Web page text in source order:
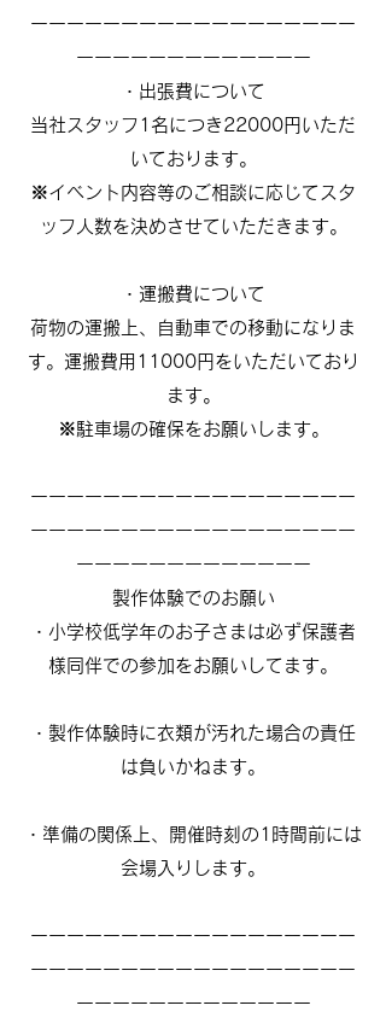
ーーーーーーーーーーーーーーーーーー
ーーーーーーーーーーーーー
・出張費について
当社スタッフ1名につき22000円いただ
いております。
※イベント内容等のご相談に応じてスタ
ッフ人数を決めさせていただきます。
・運搬費について
荷物の運搬上、自動車での移動になりま
す。運搬費用11000円をいただいており
ます。
※駐車場の確保をお願いします。
ーーーーーーーーーーーーーーーーーー
ーーーーーーーーーーーーーーーーーー
ーーーーーーーーーーーーー
製作体験でのお願い
・小学校低学年のお子さまは必ず保護者
様同伴での参加をお願いしてます。
・製作体験時に衣類が汚れた場合の責任
は負いかねます。
・準備の関係上、開催時刻の1時間前には
会場入りします。
ーーーーーーーーーーーーーーーーーー
ーーーーーーーーーーーーーーーーーー
ーーーーーーーーーーーーー